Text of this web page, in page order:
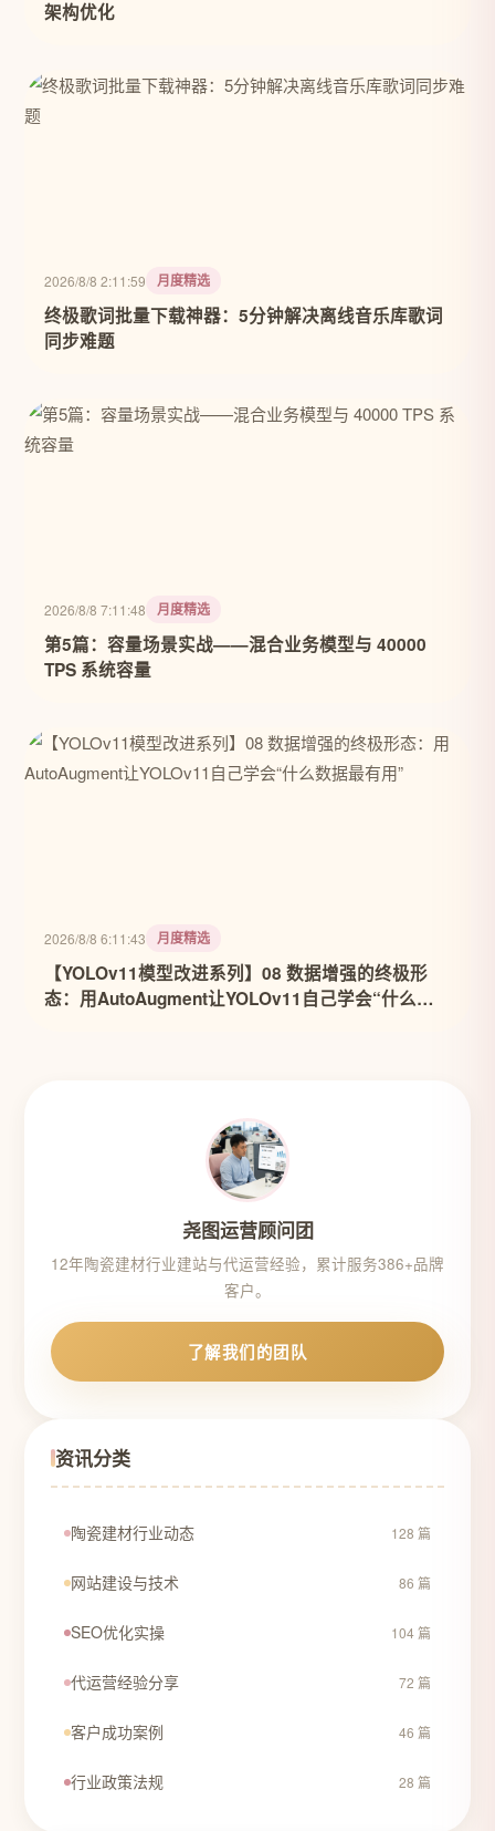
架构优化
2026/8/8 2:11:59 月度精选
终极歌词批量下载神器：5分钟解决离线音乐库歌词
同步难题
2026/8/8 7:11:48 月度精选
第5篇：容量场景实战——混合业务模型与 40000
TPS 系统容量
2026/8/8 6:11:43 月度精选
【YOLOv11模型改进系列】08 数据增强的终极形
态：用AutoAugment让YOLOv11自己学会“什么数
尧图运营顾问团
12年陶瓷建材行业建站与代运营经验，累计服务386+品牌
客户。
了解我们的团队
资讯分类
陶瓷建材行业动态 128 篇
网站建设与技术 86 篇
SEO优化实操 104 篇
代运营经验分享 72 篇
客户成功案例 46 篇
行业政策法规 28 篇